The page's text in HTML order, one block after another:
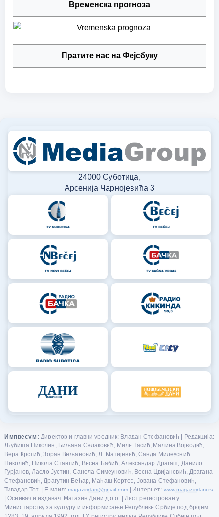
Временска прогноза
Пратите нас на Фејсбуку
24000 Суботица,
Арсенија Чарнојевића 3
Импресум: Директор и главни уредник: Владан Стефановић | Редакција:
Љубиша Николин, Биљана Селаковић, Миле Тасић, Малина Војводић,
Вера Крстић, Зоран Вељановић, Л. Матијевић, Санда Милеуснић
Николић, Никола Стантић, Весна Бабић, Александар Драгаш, Данило
Гурјанов, Ласло Јустин, Санела Симеуновић, Весна Цвијановић, Драгана
Стефановић, Драгутин Бећар, Маћаш Кертес, Јована Стефановић,
Тивадар Тот. | Е-маил: magazindani@gmail.com | Интернет: www.magazindani.rs
| Оснивач и издавач: Магазин Дани д.о.о. | Лист регистрован у
Министарству за културу и информисање Републике Србије под бројем: